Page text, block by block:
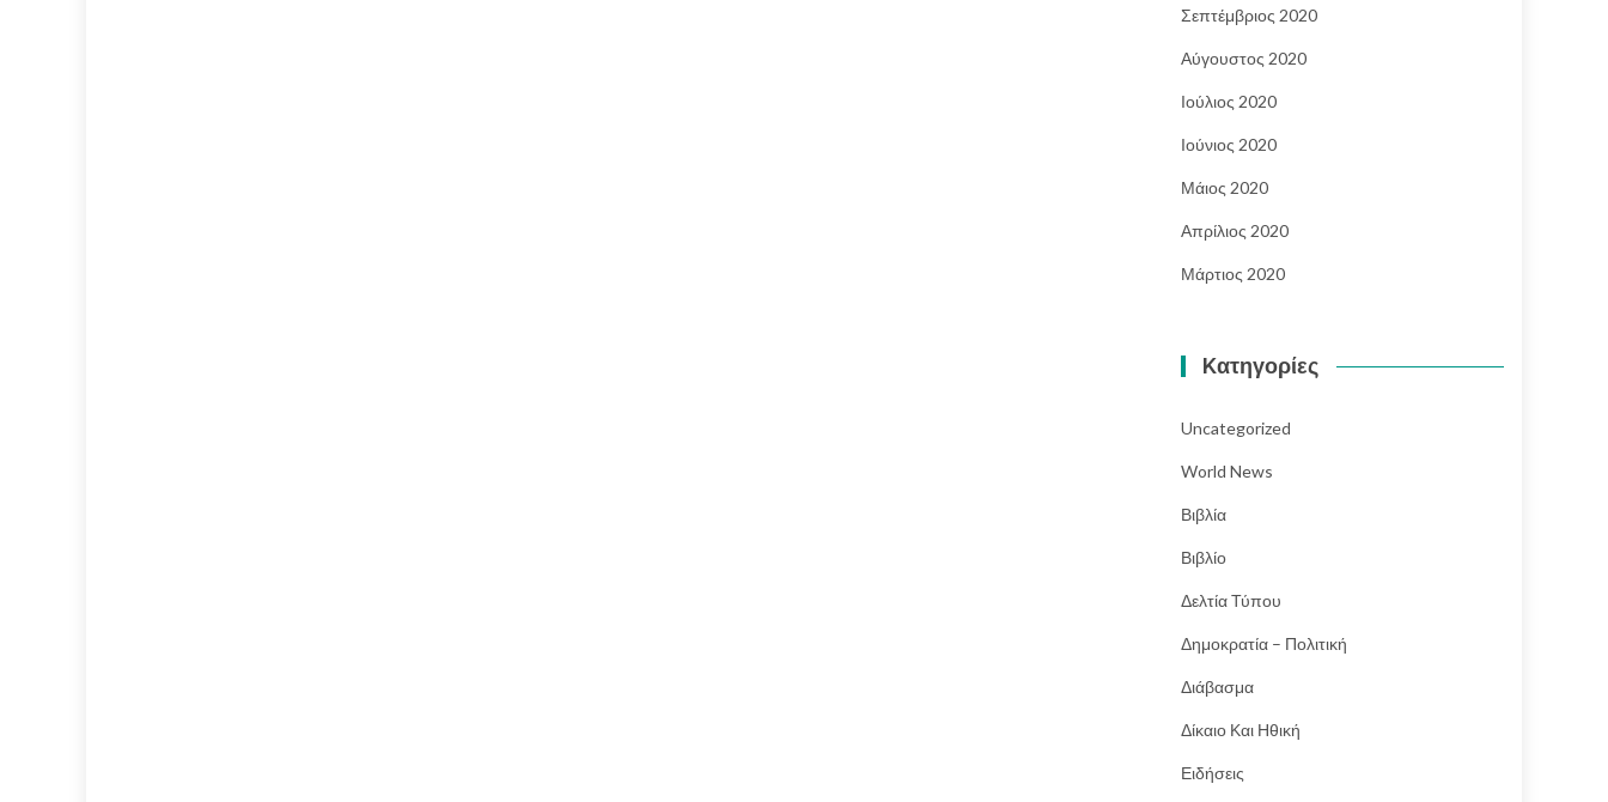
Σεπτέμβριος 2020
Αύγουστος 2020
Ιούλιος 2020
Ιούνιος 2020
Μάιος 2020
Απρίλιος 2020
Μάρτιος 2020
Kατηγορίες
Uncategorized
World News
Βιβλία
Βιβλίο
Δελτία Τύπου
Δημοκρατία – Πολιτική
Διάβασμα
Δίκαιο Και Ηθική
Ειδήσεις